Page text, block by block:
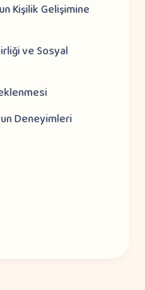
Kişilik Gelişimine
ve Sosyal
Deneyimleri